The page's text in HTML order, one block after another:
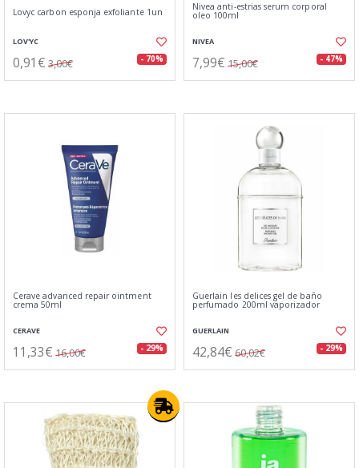
Lovyc carbon esponja exfoliante 1un
LOV'YC
0,91€ 3,00€ - 70%
Nivea anti-estrias serum corporal
oleo 100ml
NIVEA
7,99€ 15,00€ - 47%
Cerave advanced repair ointment
crema 50ml
CERAVE
11,33€ 16,00€ - 29%
Guerlain les delices gel de baño
perfumado 200ml vaporizador
GUERLAIN
42,84€ 60,02€ - 29%